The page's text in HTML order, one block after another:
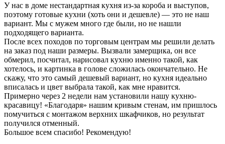
У нас в доме нестандартная кухня из-за короба и выступов,
поэтому готовые кухни (хоть они и дешевле) — это не наш
вариант. Мы с мужем много где были, но не нашли
подходящего варианта.
После всех походов по торговым центрам мы решили делать
на заказ под наши размеры. Вызвали замерщика, он все
обмерил, посчитал, нарисовал кухню именно такой, как
хотелось, и картинка в голове сложилась окончательно. Не
скажу, что это самый дешевый вариант, но кухня идеально
вписалась и цвет выбрала такой, как мне нравится.
Примерно через 2 недели нам установили нашу кухню-
красавицу! «Благодаря» нашим кривым стенам, им пришлось
помучиться с монтажом верхних шкафчиков, но результат
получился отменный.
Большое всем спасибо! Рекомендую!